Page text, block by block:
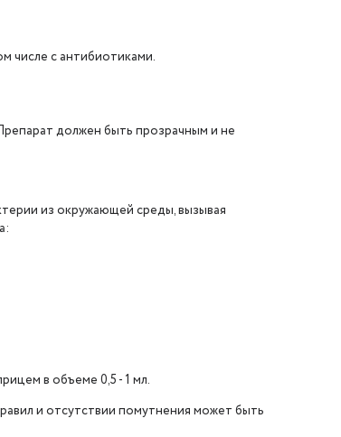
числе с антибиотиками.
должен быть прозрачным и не
из окружающей среды, вызывая
в объеме 0,5 - 1 мл.
и отсутствии помутнения может быть